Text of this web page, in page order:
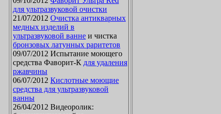
для ультразвуковой очистки
21/07/2012 Очистка антикварных
медных изделий в
ультразвуковой ванне и чистка
бронзовых латунных раритетов
09/07/2012 Испытание моющего
средства Фаворит-К для удаления
ржавчины
06/07/2012 Кислотные моющие
средства для ультразвуковой
ванны
26/04/2012 Видеоролик: